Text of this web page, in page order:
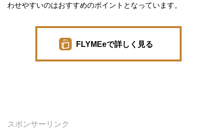
わせやすいのはおすすめのポイントとなっています。
FLYMEeで詳しく見る
スポンサーリンク